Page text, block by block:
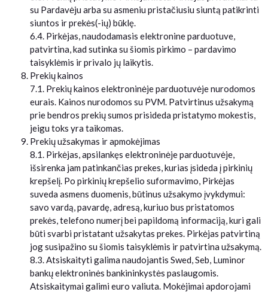
su Pardavėju arba su asmeniu pristačiusiu siuntą patikrinti
siuntos ir prekės(-ių) būklę.
6.4. Pirkėjas, naudodamasis elektronine parduotuve,
patvirtina, kad sutinka su šiomis pirkimo – pardavimo
taisyklėmis ir privalo jų laikytis.
Prekių kainos
7.1. Prekių kainos elektroninėje parduotuvėje nurodomos
eurais. Kainos nurodomos su PVM. Patvirtinus užsakymą
prie bendros prekių sumos prisideda pristatymo mokestis,
jeigu toks yra taikomas.
Prekių užsakymas ir apmokėjimas
8.1. Pirkėjas, apsilankęs elektroninėje parduotuvėje,
išsirenka jam patinkančias prekes, kurias įsideda į pirkinių
krepšelį. Po pirkinių krepšelio suformavimo, Pirkėjas
suveda asmens duomenis, būtinus užsakymo įvykdymui:
savo vardą, pavardę, adresą, kuriuo bus pristatomos
prekės, telefono numerį bei papildomą informaciją, kuri gali
būti svarbi pristatant užsakytas prekes. Pirkėjas patvirtiną
jog susipažino su šiomis taisyklėmis ir patvirtina užsakymą.
8.3. Atsiskaityti galima naudojantis Swed, Seb, Luminor
bankų elektroninės bankininkystės paslaugomis.
Atsiskaitymai galimi euro valiuta. Mokėjimai apdorojami